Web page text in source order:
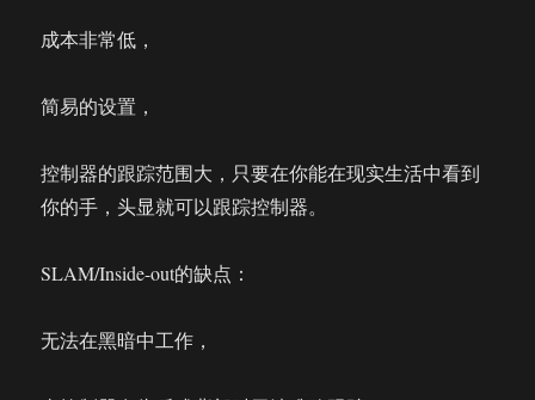
成本非常低，
简易的设置，
控制器的跟踪范围大，只要在你能在现实生活中看到
你的手，头显就可以跟踪控制器。
SLAM/Inside-out的缺点：
无法在黑暗中工作，